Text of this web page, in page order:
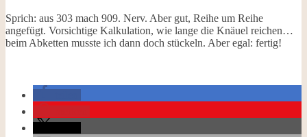
Sprich: aus 303 mach 909. Nerv. Aber gut, Reihe um Reihe
angefügt. Vorsichtige Kalkulation, wie lange die Knäuel reichen…
beim Abketten musste ich dann doch stückeln. Aber egal: fertig!